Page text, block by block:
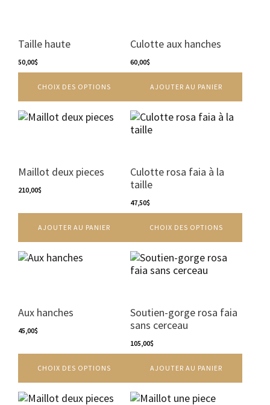
Taille haute
50,00$
CHOIX DES OPTIONS
variations.
Les
options
peuvent
choisies
sur
produit
Culotte aux hanches
60,00$
AJOUTER AU PANIER
Maillot deux pieces
210,00$
AJOUTER AU PANIER
Culotte rosa faia à la
taille
47,50$
CHOIX DES OPTIONS
Ce
produit
variations.
Les
options
peuvent
être
choisies
sur
la
page
Aux hanches
45,00$
CHOIX DES OPTIONS
Ce
variations.
Les
options
être
choisies
sur
la
Soutien-gorge rosa faia
sans cerceau
105,00$
AJOUTER AU PANIER
Ce